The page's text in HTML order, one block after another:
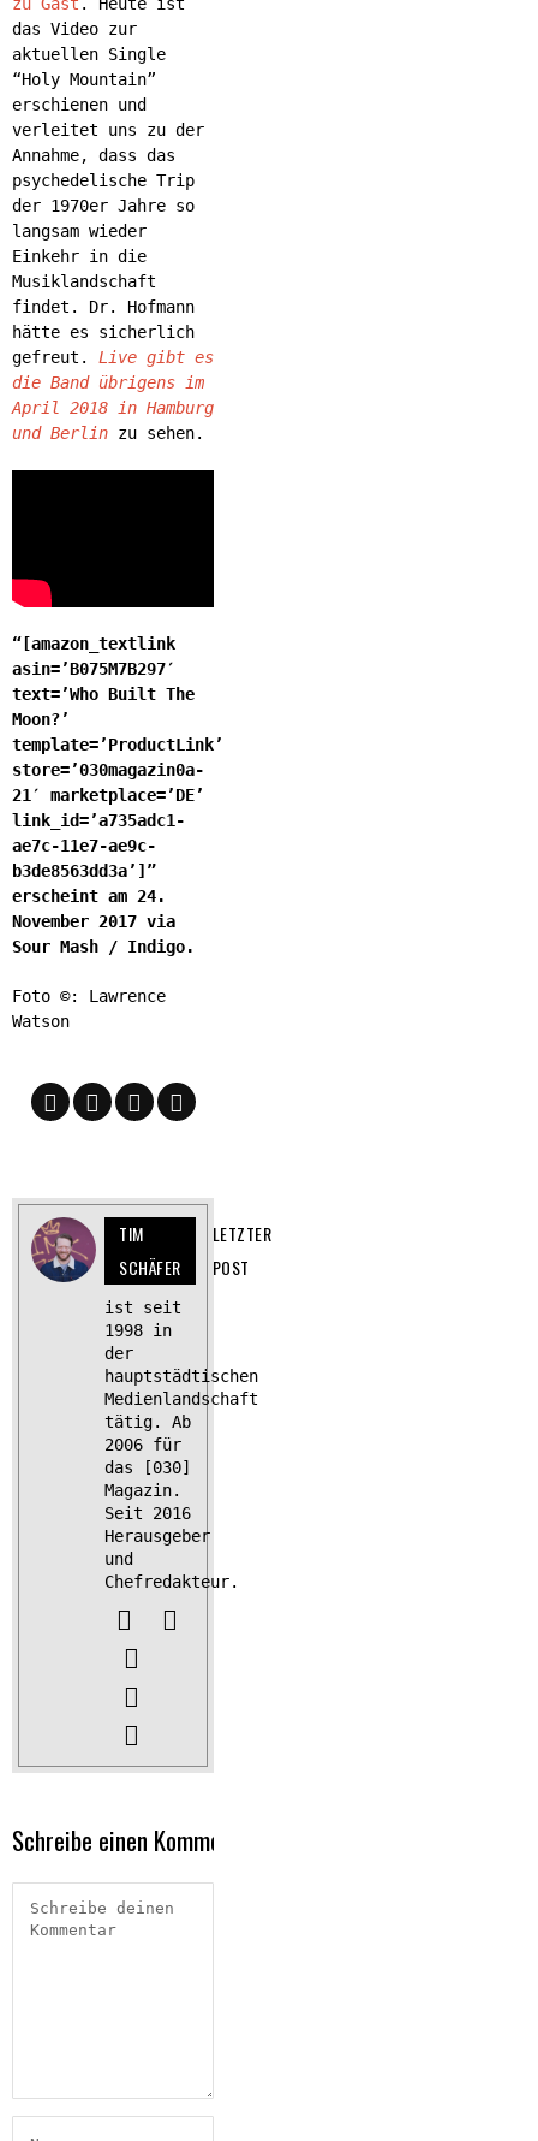
das Video zur
aktuellen Single
“Holy Mountain”
erschienen und
verleitet uns zu der
Annahme, dass das
psychedelische Trip
der 1970er Jahre so
langsam wieder
Einkehr in die
Musiklandschaft
findet. Dr. Hofmann
hätte es sicherlich
gefreut. Live gibt es
die Band übrigens im
April 2018 in Hamburg
und Berlin zu sehen.
“[amazon_textlink
asin=’B075M7B297′
text=’Who Built The
Moon?’
template=’ProductLink’
store=’030magazin0a-
21′ marketplace=’DE’
link_id=’a735adc1-
ae7c-11e7-ae9c-
b3de8563dd3a’]”
erscheint am 24.
November 2017 via
Sour Mash / Indigo.
Foto ©: Lawrence
Watson
TIM
SCHÄFER
LETZTER
POST
ist seit
1998 in
der
hauptstädtischen
Medienlandschaft
tätig. Ab
2006 für
das [030]
Magazin.
Seit 2016
Herausgeber
und
Chefredakteur.
Schreibe einen Kommentar